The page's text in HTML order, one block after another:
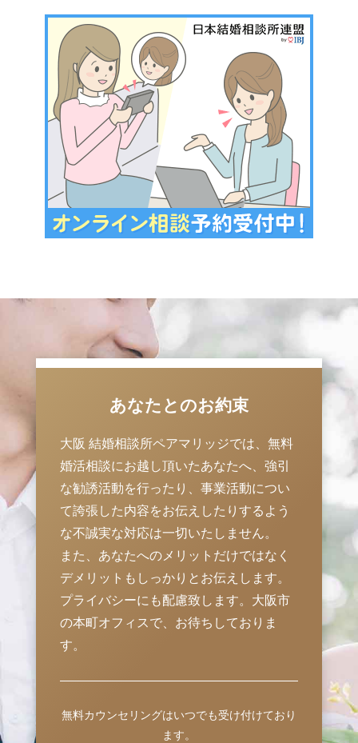
あなたとのお約束
大阪 結婚相談所ペアマリッジでは、無料
婚活相談にお越し頂いたあなたへ、強引
な勧誘活動を行ったり、事業活動につい
て誇張した内容をお伝えしたりするよう
な不誠実な対応は一切いたしません。
また、あなたへのメリットだけではなく
デメリットもしっかりとお伝えします。
プライバシーにも配慮致します。大阪市
の本町オフィスで、お待ちしておりま
す。
無料カウンセリングはいつでも受け付けており
ます。